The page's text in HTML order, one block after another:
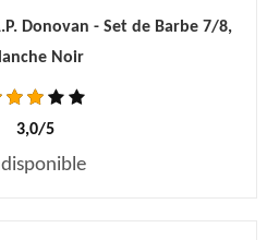
Donovan - Set de Barbe 7/8,
Noir
3,0/5